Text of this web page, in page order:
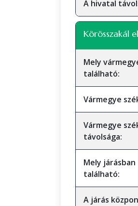
A hivatal
Körösszakál
Mely
található:
Vármegye
Vármegye
távolsága:
Mely járásban
található:
A járás